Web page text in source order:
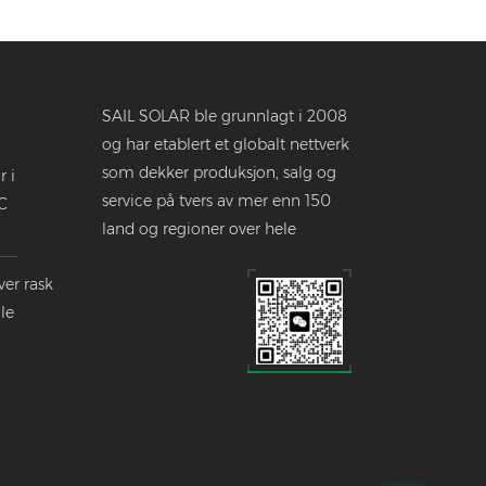
i
rask
SAIL SOLAR ble grunnlagt i 2008
og har etablert et globalt nettverk
som dekker produksjon, salg og
service på tvers av mer enn 150
land og regioner over hele